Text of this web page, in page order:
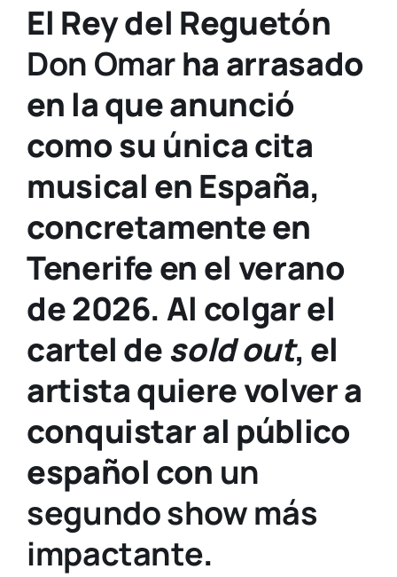
El Rey del Reguetón
Don Omarha arrasado
en la que anunció
como su única cita
musical en España,
concretamente en
Tenerife en el verano
de 2026. Al colgar el
cartel de sold out, el
artista quiere volver a
conquistar al público
español con un
segundo show más
impactante.